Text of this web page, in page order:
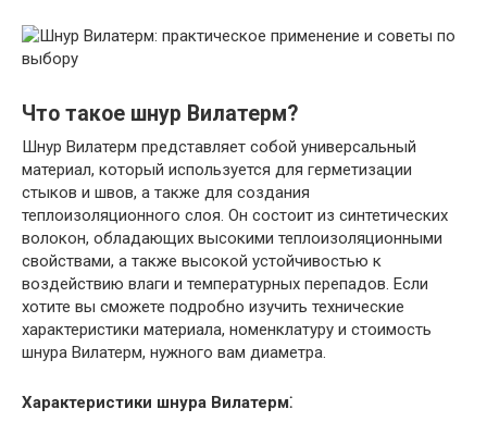
Что такое шнур Вилатерм?
Шнур Вилатерм представляет собой универсальный
материал, который используется для герметизации
стыков и швов, а также для создания
теплоизоляционного слоя. Он состоит из синтетических
волокон, обладающих высокими теплоизоляционными
свойствами, а также высокой устойчивостью к
воздействию влаги и температурных перепадов. Если
хотите вы сможете подробно изучить технические
характеристики материала, номенклатуру и стоимость
шнура Вилатерм, нужного вам диаметра.
Характеристики шнура Вилатерм⁚